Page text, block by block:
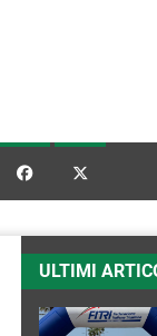
 
ULTIMI